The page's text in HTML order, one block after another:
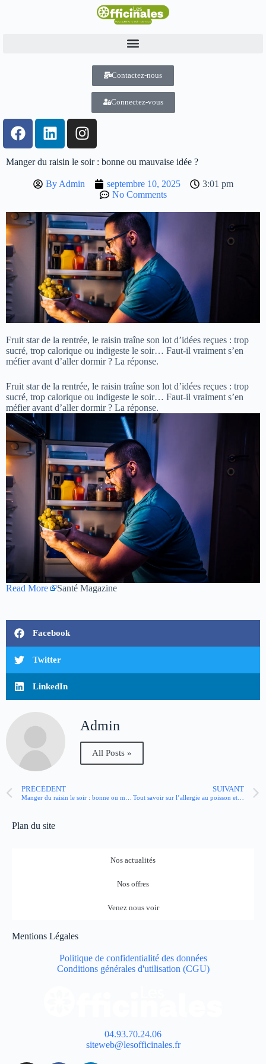
Contactez-nous
Connectez-vous
Manger du raisin le soir : bonne ou mauvaise idée ?
ByAdmin septembre 10, 2025
3:01 pm
No Comments
Fruit star de la rentrée, le raisin traîne son lot d’idées reçues : trop
sucré, trop calorique ou indigeste le soir… Faut-il vraiment s’en
méfier avant d’aller dormir ? La réponse.
Fruit star de la rentrée, le raisin traîne son lot d’idées reçues : trop
sucré, trop calorique ou indigeste le soir… Faut-il vraiment s’en
méfier avant d’aller dormir ? La réponse.
Read More Santé Magazine
Facebook
Twitter
LinkedIn
Admin
All Posts »
PRÉCÉDENT SUIVANT
Tout savoir sur l’allergie au poisson et aux fruits de mer
Plan du site
Nos actualités
Nos offres
Venez nous voir
Mentions Légales
Politique de confidentialité des données
Conditions générales d'utilisation (CGU)
04.93.70.24.06
siteweb@lesofficinales.fr